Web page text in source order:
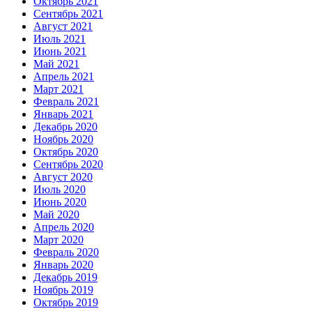
Сентябрь 2021
Август 2021
Июль 2021
Июнь 2021
Май 2021
Апрель 2021
Март 2021
Февраль 2021
Январь 2021
Декабрь 2020
Ноябрь 2020
Октябрь 2020
Сентябрь 2020
Август 2020
Июль 2020
Июнь 2020
Май 2020
Апрель 2020
Март 2020
Февраль 2020
Январь 2020
Декабрь 2019
Ноябрь 2019
Октябрь 2019